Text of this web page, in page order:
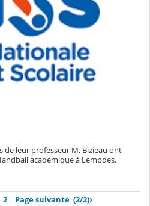
de leur professeur M. Bizieau ont
académique à Lempdes.
2 Page suivante (2/2)›